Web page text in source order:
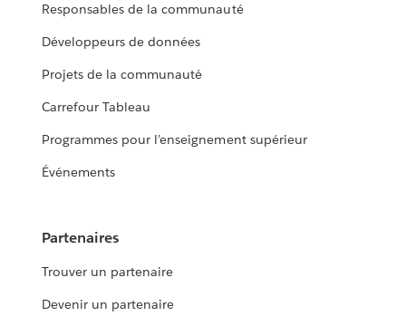
Responsables de la communauté
Développeurs de données
Projets de la communauté
Carrefour Tableau
Programmes pour l’enseignement supérieur
Événements
Partenaires
Trouver un partenaire
Devenir un partenaire